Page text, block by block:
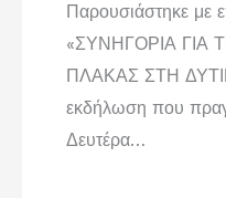
Παρουσιάστηκε με
«ΣΥΝΗΓΟΡΙΑ ΓΙΑ
ΠΛΑΚΑΣ ΣΤΗ
εκδήλωση που
Δευτέρα…